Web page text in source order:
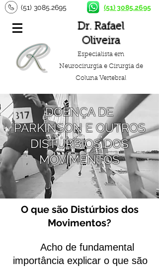
Dr. Rafael
Oliveira
Especialista em
Neurocirurgia e Cirurgia de
Coluna Vertebral
(51) 3085.2695 (51) 3085.2695
DOENÇA DE
PARKINSON E OUTROS
DISTÚRBIOS DOS
MOVIMENTOS
O que são Distúrbios dos
Movimentos?
Acho de fundamental
importância explicar o que são